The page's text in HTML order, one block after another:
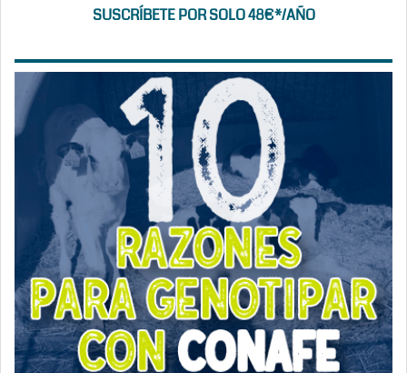
SUSCRÍBETE POR SOLO 48€*/AÑO